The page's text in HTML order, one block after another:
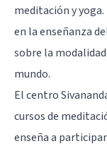
meditación y
en la enseñanza
sobre la
mundo.
El centro
cursos de
enseña a